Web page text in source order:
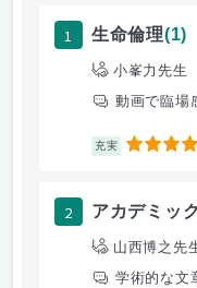
1 生命倫理(1)
小峯力先生
動画で臨場
充実 4
2 アカデミッ
山西博之先
学術的な文